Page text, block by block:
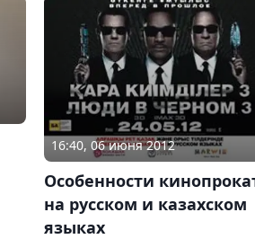
16:40, 06 июня 2012
Особенности
на русском и казахском
языках